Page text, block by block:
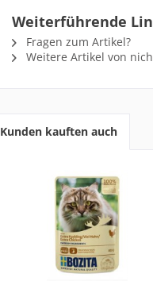
Weiterführende
Fragen zum Artikel?
Weitere Artikel von
Kunden kauften auch